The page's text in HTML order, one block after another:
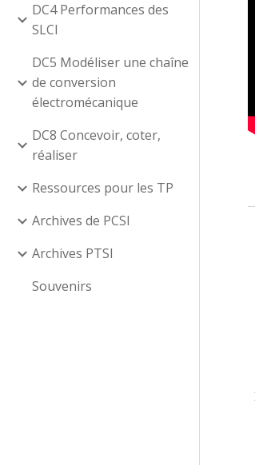
DC4 Performances des
SLCI
DC5 Modéliser une chaîne
de conversion
électromécanique
DC8 Concevoir, coter,
réaliser
Ressources pour les TP
Archives de PCSI
Archives PTSI
Souvenirs